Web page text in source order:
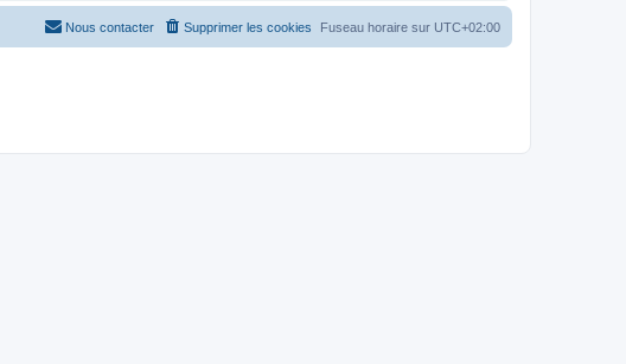
Fuseau horaire sur UTC+02:00
Supprimer les cookies
Nous contacter